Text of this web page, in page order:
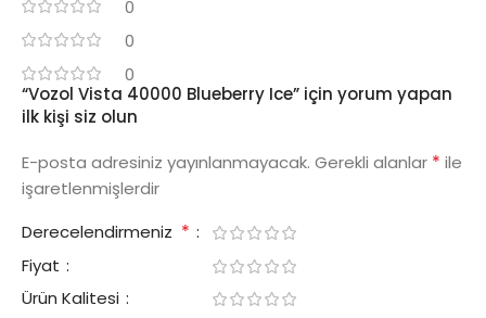
0
0
0
“Vozol Vista 40000 Blueberry Ice” için yorum yapan
ilk kişi siz olun
E-posta adresiniz yayınlanmayacak. Gerekli alanlar * ile
işaretlenmişlerdir
Derecelendirmeniz *
Fiyat
Ürün Kalitesi